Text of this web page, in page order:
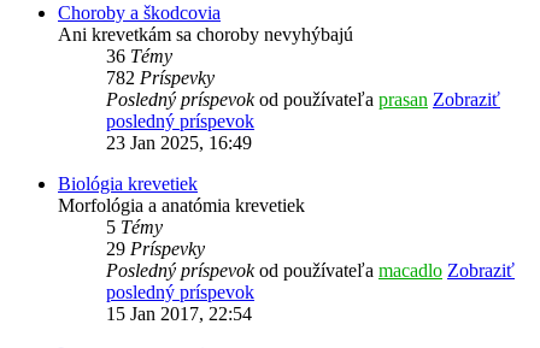
Choroby a škodcovia
Ani krevetkám sa choroby nevyhýbajú
36 Témy
782 Príspevky
Posledný príspevokod používateľa prasan Zobraziť
posledný príspevok
23 Jan 2025, 16:49
Biológia krevetiek
Morfológia a anatómia krevetiek
5 Témy
29 Príspevky
Posledný príspevokod používateľa macadlo Zobraziť
posledný príspevok
15 Jan 2017, 22:54